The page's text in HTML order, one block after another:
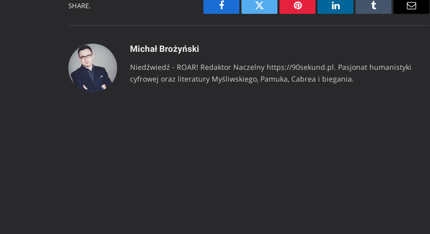
SHARE.
Facebook Twitter Pinterest LinkedIn Tumblr Email
Michał Brożyński
Niedźwiedź - ROAR! Redaktor Naczelny https://90sekund.pl. Pasjonat humanistyki
cyfrowej oraz literatury Myśliwskiego, Pamuka, Cabrea i biegania.